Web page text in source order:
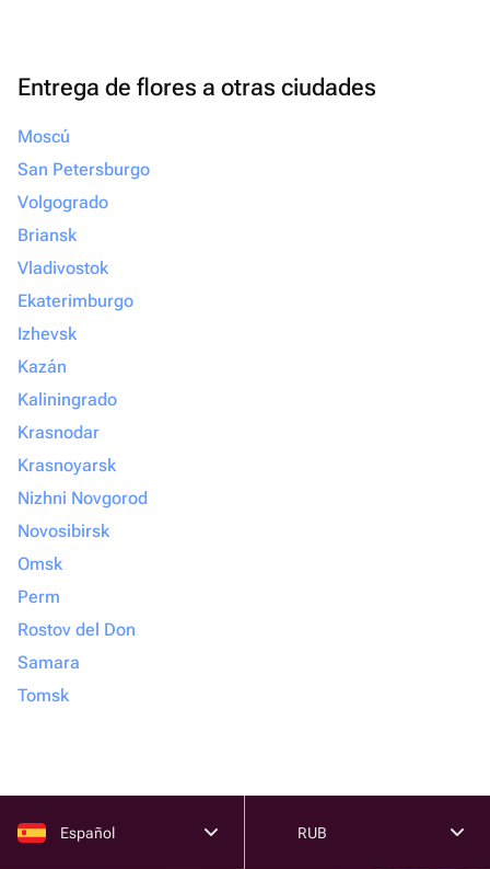
Entrega de flores a otras ciudades
Moscú
San Petersburgo
Volgogrado
Briansk
Vladivostok
Ekaterimburgo
Izhevsk
Kazán
Kaliningrado
Krasnodar
Krasnoyarsk
Nizhni Novgorod
Novosibirsk
Omsk
Perm
Rostov del Don
Samara
Tomsk
Español RUB